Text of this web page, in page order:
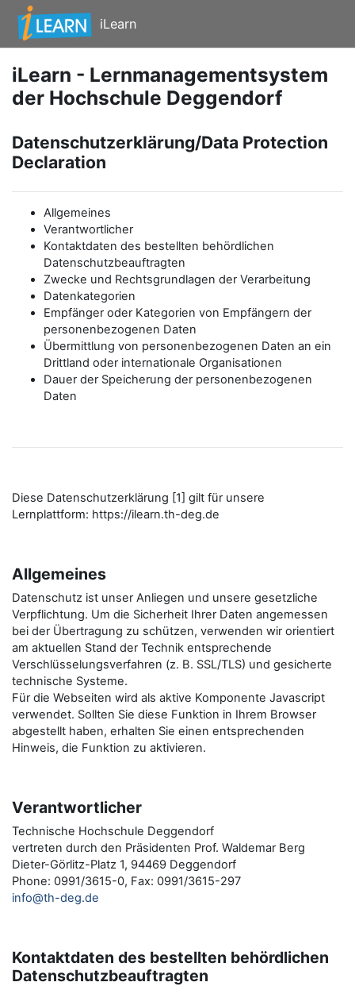
Zum Hauptinhalt
iLearn
iLearn - Lernmanagementsystem
der Hochschule Deggendorf
Datenschutzerklärung/Data Protection
Declaration
Allgemeines
Verantwortlicher
Kontaktdaten des bestellten behördlichen
Datenschutzbeauftragten
Zwecke und Rechtsgrundlagen der Verarbeitung
Datenkategorien
Empfänger oder Kategorien von Empfängern der
personenbezogenen Daten
Übermittlung von personenbezogenen Daten an ein
Drittland oder internationale Organisationen
Dauer der Speicherung der personenbezogenen
Daten
Diese Datenschutzerklärung [1] gilt für unsere
Lernplattform: https://ilearn.th-deg.de
Allgemeines
Datenschutz ist unser Anliegen und unsere gesetzliche
Verpflichtung. Um die Sicherheit Ihrer Daten angemessen
bei der Übertragung zu schützen, verwenden wir orientiert
am aktuellen Stand der Technik entsprechende
Verschlüsselungsverfahren (z. B. SSL/TLS) und gesicherte
technische Systeme.
Für die Webseiten wird als aktive Komponente Javascript
verwendet. Sollten Sie diese Funktion in Ihrem Browser
abgestellt haben, erhalten Sie einen entsprechenden
Hinweis, die Funktion zu aktivieren.
Verantwortlicher
Technische Hochschule Deggendorf
vertreten durch den Präsidenten Prof. Waldemar Berg
Dieter-Görlitz-Platz 1, 94469 Deggendorf
Phone: 0991/3615-0, Fax: 0991/3615-297
info@th-deg.de
Kontaktdaten des bestellten behördlichen
Datenschutzbeauftragten